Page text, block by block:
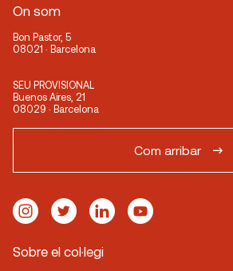
On som
Bon Pastor, 5
08021 · Barcelona
SEU PROVISIONAL
Buenos Aires, 21
08029 · Barcelona
Com arribar
Sobre el col·legi